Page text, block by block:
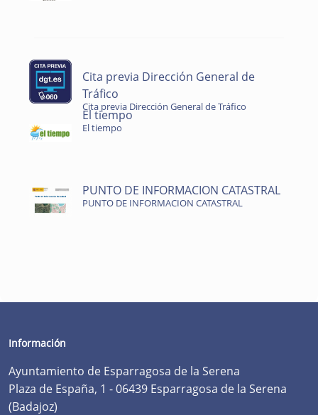
Cita previa Dirección General de
Tráfico
Cita previa Dirección General de Tráfico
El tiempo
El tiempo
PUNTO DE INFORMACION CATASTRAL
PUNTO DE INFORMACION CATASTRAL
Información
Ayuntamiento de Esparragosa de la Serena
Plaza de España, 1 - 06439 Esparragosa de la Serena
(Badajoz)